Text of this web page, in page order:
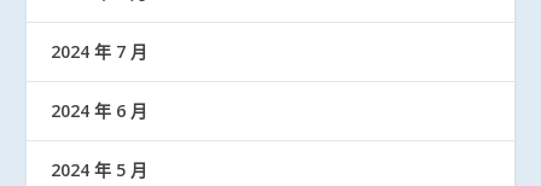
2024 年 7 月
2024 年 6 月
2024 年 5 月